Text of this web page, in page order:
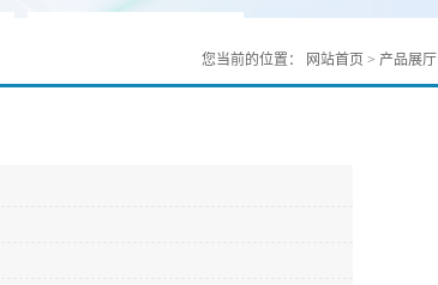
您当前的位置： 网站首页 > 产品展厅